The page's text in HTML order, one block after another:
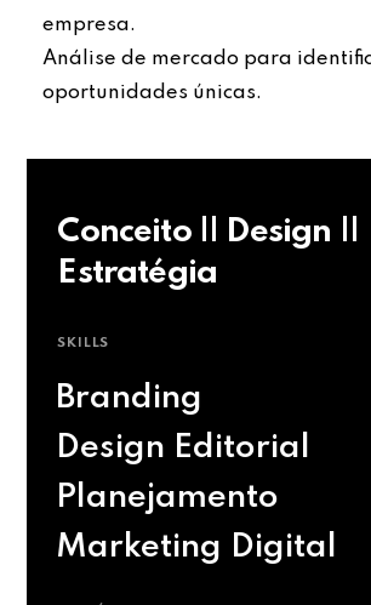
empresa.
Análise de mercado para
oportunidades únicas.
Conceito || Design ||
Estratégia
SKILLS
Branding
Design Editorial
Planejamento
Marketing Digital